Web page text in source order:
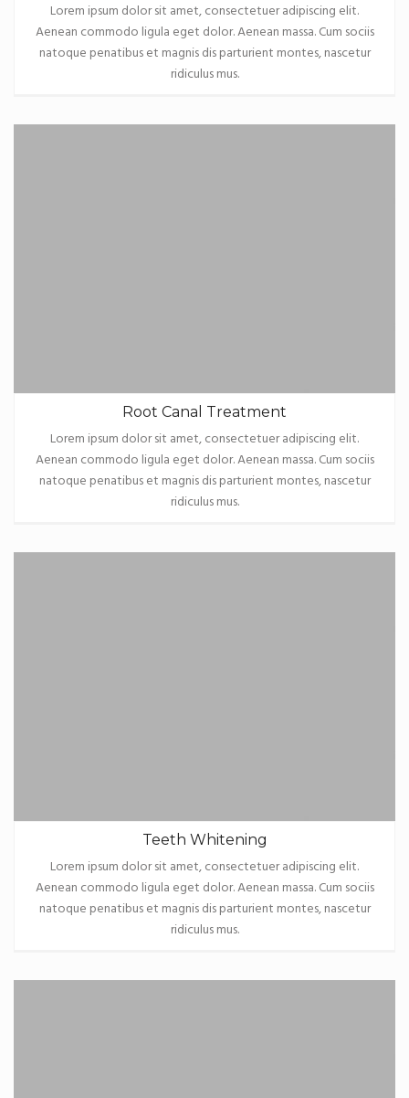
Lorem ipsum dolor sit amet, consectetuer adipiscing elit.
Aenean commodo ligula eget dolor. Aenean massa. Cum sociis
natoque penatibus et magnis dis parturient montes, nascetur
ridiculus mus.
Root Canal Treatment
Lorem ipsum dolor sit amet, consectetuer adipiscing elit.
Aenean commodo ligula eget dolor. Aenean massa. Cum sociis
natoque penatibus et magnis dis parturient montes, nascetur
ridiculus mus.
Teeth Whitening
Lorem ipsum dolor sit amet, consectetuer adipiscing elit.
Aenean commodo ligula eget dolor. Aenean massa. Cum sociis
natoque penatibus et magnis dis parturient montes, nascetur
ridiculus mus.